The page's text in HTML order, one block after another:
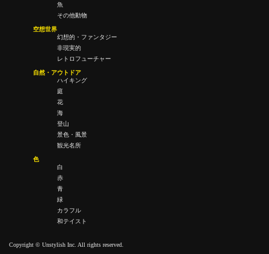
魚
その他動物
空想世界
幻想的・ファンタジー
非現実的
レトロフューチャー
自然・アウトドア
ハイキング
庭
花
海
登山
景色・風景
観光名所
色
白
赤
青
緑
カラフル
和テイスト
Copyright © Unstylish Inc. All rights reserved.